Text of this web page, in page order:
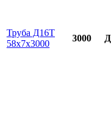
Труба Д16Т
58х7х3000
3000